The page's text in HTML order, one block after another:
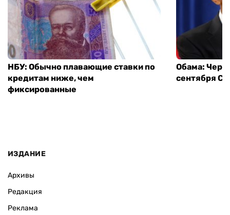
НБУ: Обычно плавающие ставки по
кредитам ниже, чем
фиксированные
Обама:
сентября
ИЗДАНИЕ
Архивы
Редакция
Реклама